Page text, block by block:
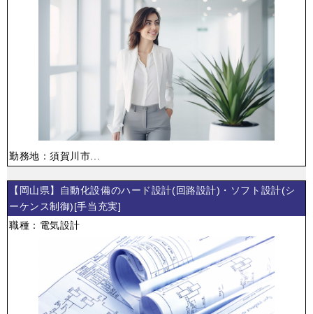
勤務地：須賀川市...
【岡山県】自動化設備のハード設計(回路設計)・ソフト設計(シ
ーケンス制御)[手当充実]
職種：電気設計